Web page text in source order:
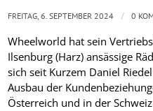
Wheelworld hat sein
Ilsenburg (Harz) ansässige
sich seit Kurzem Daniel
Ausbau der
Österreich und in der
FREITAG, 6. SEPTEMBER 2024 / 0